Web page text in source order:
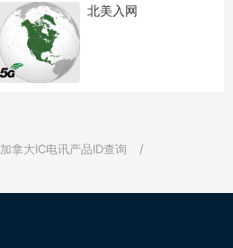
北美入网
加拿大IC电讯产品ID查询
/